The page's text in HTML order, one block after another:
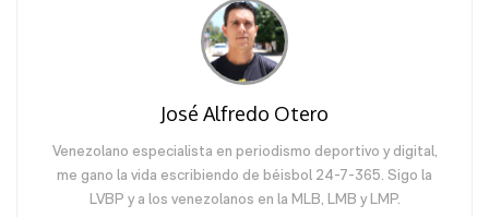
José Alfredo Otero
Venezolano especialista en periodismo deportivo y digital,
me gano la vida escribiendo de béisbol 24-7-365. Sigo la
LVBP y a los venezolanos en la MLB, LMB y LMP.